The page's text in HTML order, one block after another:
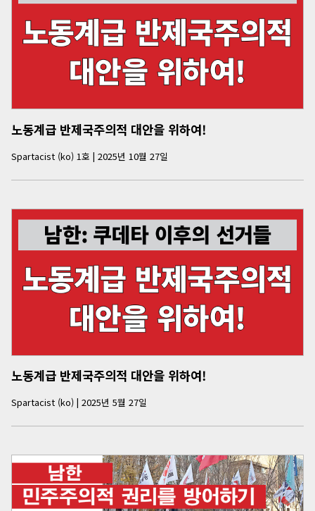
노동계급 반제국주의적 대안을 위하여!
Spartacist (ko) 1호 | 2025년 10월 27일
노동계급 반제국주의적 대안을 위하여!
Spartacist (ko) | 2025년 5월 27일